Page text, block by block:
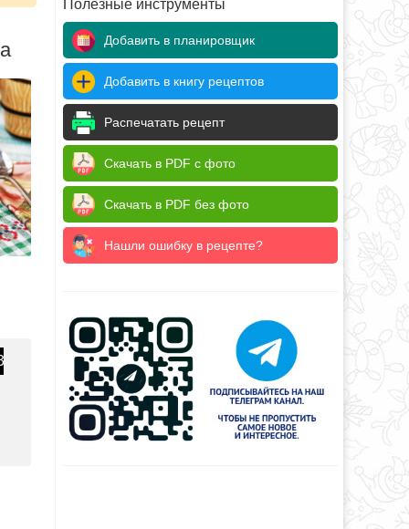
Полезные инструменты
Добавить в планировщик
Добавить в книгу рецептов
Распечатать рецепт
Скачать в PDF с фото
Скачать в PDF без фото
Нашли ошибку в рецепте?